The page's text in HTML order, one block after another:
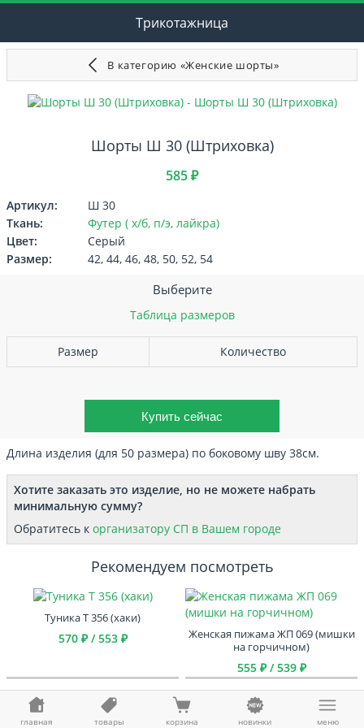
Трикотажница
В категорию «Женские шорты»
Шорты Ш 30 (Штриховка)
585 ₽
Артикул:
Ш 30
Ткань:
Футер ( х/б, п/э, лайкра)
Цвет:
Серый
Размер:
42, 44, 46, 48, 50, 52, 54
Выберите
Таблица размеров
Размер Количество
Длина изделия (для 50 размера) по боковому шву 38см.
Хотите заказать это изделие, но не можете набрать
минимальную сумму?
Обратитесь к организатору СП в Вашем городе
Рекомендуем посмотреть
Туника Т 356 (хаки)
570 ₽ / 553 ₽
Женская пижама ЖП 069 (мишки
на горчичном)
555 ₽ / 539 ₽
Сарафан С 60 (черный) Туника Т 380 (темно-синий)